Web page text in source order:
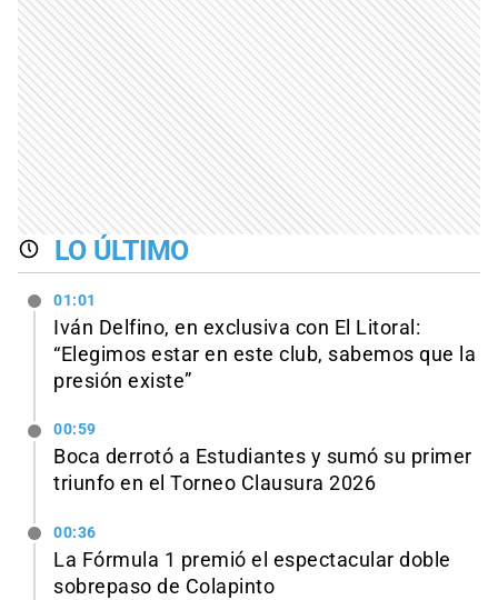
LO ÚLTIMO
01:01
Iván Delfino, en exclusiva con El Litoral:
“Elegimos estar en este club, sabemos que la
presión existe”
00:59
Boca derrotó a Estudiantes y sumó su primer
triunfo en el Torneo Clausura 2026
00:36
La Fórmula 1 premió el espectacular doble
sobrepaso de Colapinto